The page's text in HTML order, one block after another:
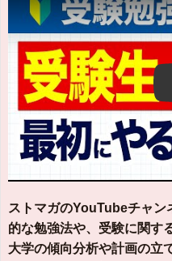
ストマガのYouTubeチャン
的な勉強法や、受験に関す
大学の傾向分析や計画の立